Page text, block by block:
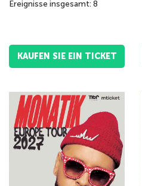
Ereignisse insgesamt: 8
KAUFEN SIE EIN TICKET